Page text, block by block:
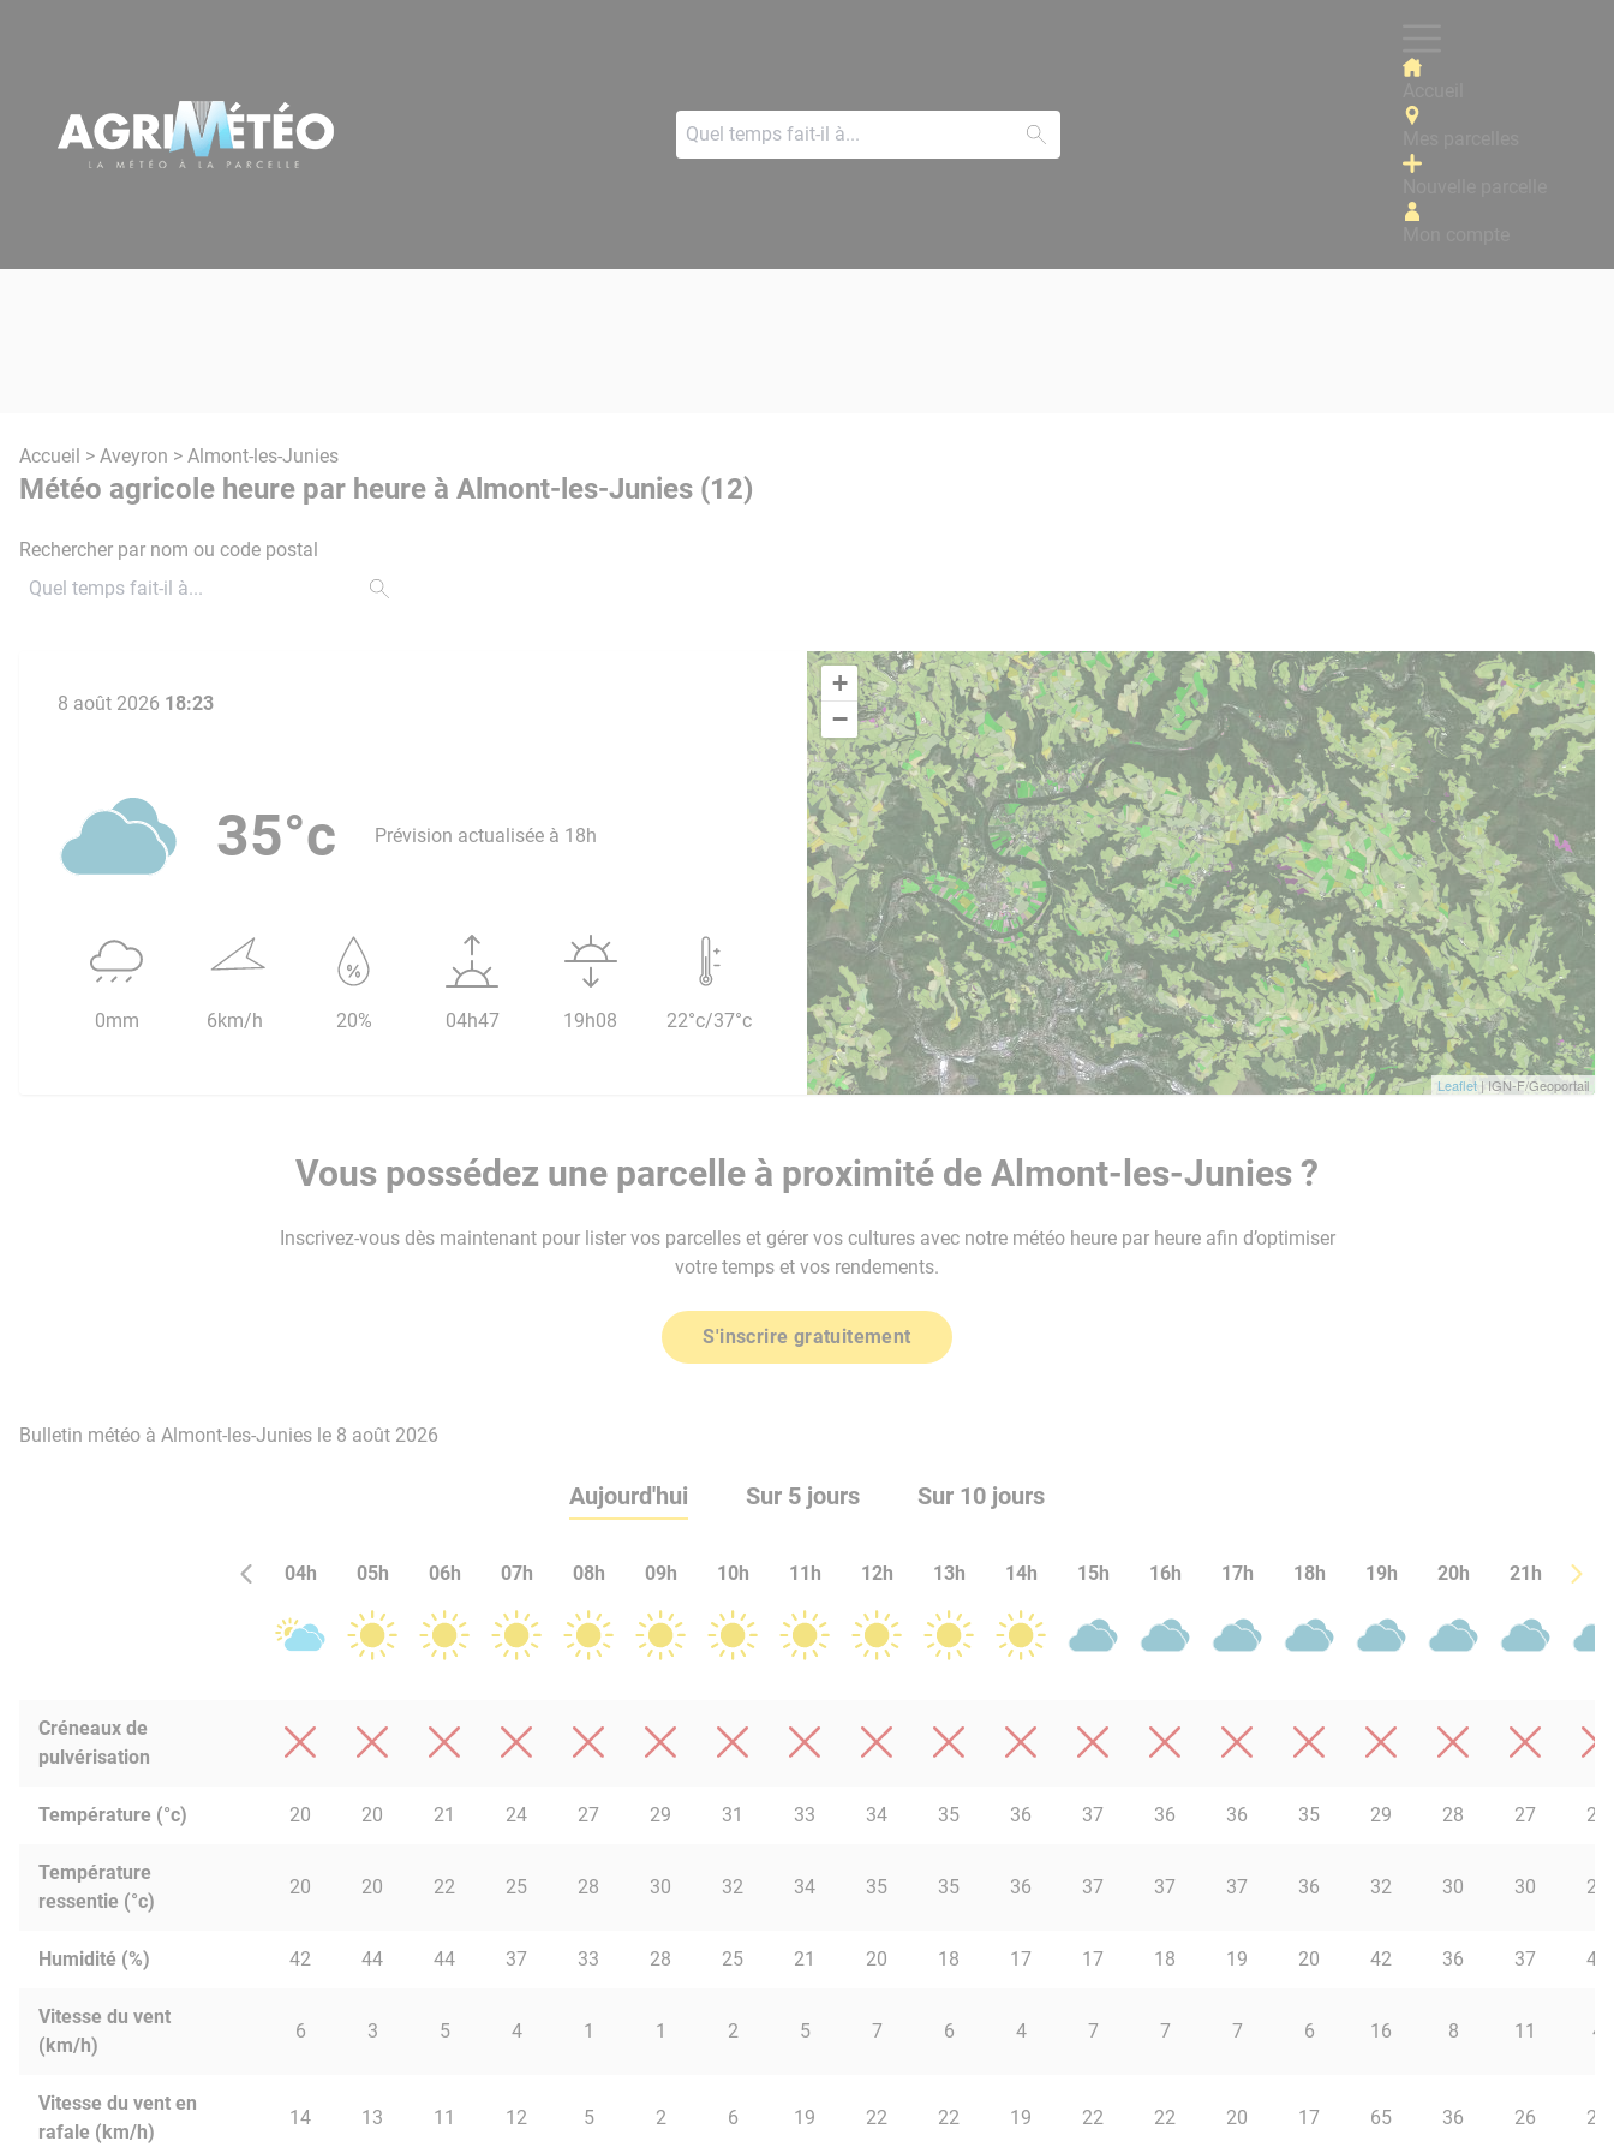
Accueil > Aveyron > Almont-les-Junies
Météo agricole heure par heure à Almont-les-Junies (12)
Rechercher par nom ou code postal
+
−
Leaflet | IGN-F/Geoportail
8 août 2026 18:23
35°c Prévision actualisée à 18h
0mm 6km/h 20% 04h47 19h08 22°c/37°c
Vous possédez une parcelle à proximité de Almont-les-Junies ?
Inscrivez-vous dès maintenant pour lister vos parcelles et gérer vos cultures avec notre météo heure par heure afin d’optimiser
votre temps et vos rendements.
S'inscrire gratuitement
Bulletin météo à Almont-les-Junies le 8 août 2026
Aujourd'hui Sur 5 jours Sur 10 jours
04h 05h 06h 07h 08h 09h 10h 11h 12h 13h 14h 15h 16h 17h 18h 19h 20h 21h 22h
Créneaux de
pulvérisation
Température (°c) 20 20 21 24 27 29 31 33 34 35 36 37 36 36 35 29 28 27 26
Température
ressentie (°c)
20 20 22 25 28 30 32 34 35 35 36 37 37 37 36 32 30 30 29
Humidité (%) 42 44 44 37 33 28 25 21 20 18 17 17 18 19 20 42 36 37 45
Vitesse du vent
(km/h)
6 3 5 4 1 1 2 5 7 6 4 7 7 7 6 16 8 11 4
Vitesse du vent en
rafale (km/h)
14 13 11 12 5 2 6 19 22 22 19 22 22 20 17 65 36 26 27